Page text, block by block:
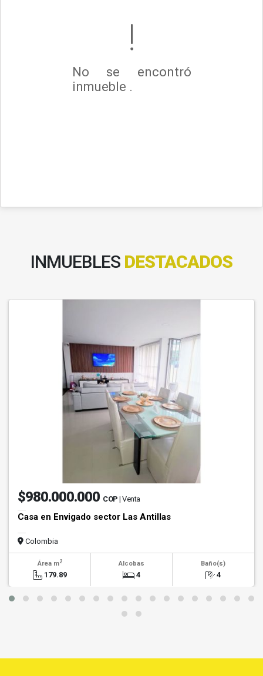
No se encontró
inmueble .
INMUEBLES DESTACADOS
$980.000.000 COP | Venta
Casa en Envigado sector Las Antillas
Colombia
Área m2
179.89
Alcobas
4
Baño(s)
4